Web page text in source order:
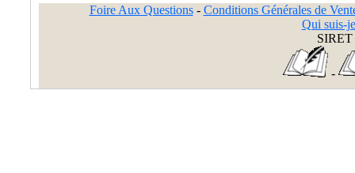
Foire Aux Questions- Conditions Générales de
Qui suis-
SIRET
-